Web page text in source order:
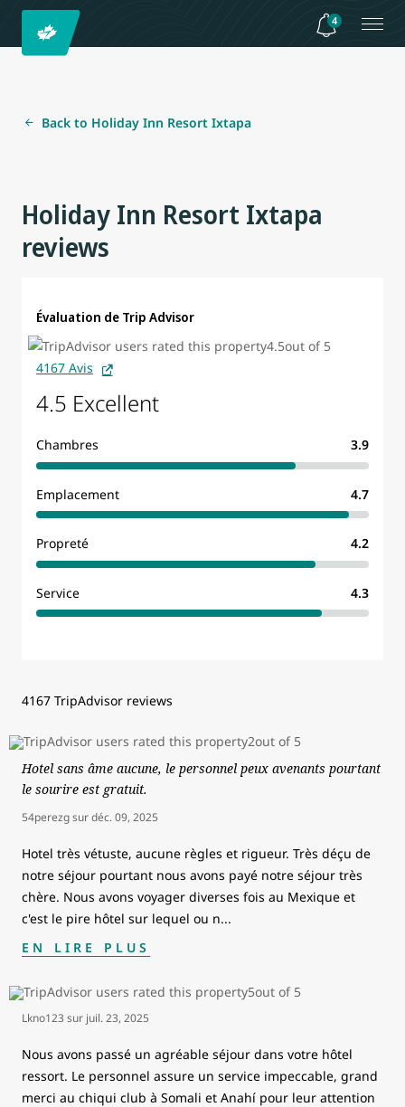
4
Back to Holiday Inn Resort Ixtapa
Holiday Inn Resort Ixtapa
reviews
Évaluation de Trip Advisor
4167 Avis
4.5 Excellent
Chambres 3.9
Emplacement 4.7
Propreté 4.2
Service 4.3
4167 TripAdvisor reviews
Hotel sans âme aucune, le personnel peux avenants pourtant
le sourire est gratuit.
54perezgsurdéc. 09, 2025
Hotel très vétuste, aucune règles et rigueur. Très déçu de
notre séjour pourtant nous avons payé notre séjour très
chère. Nous avons voyager diverses fois au Mexique et
c'est le pire hôtel sur lequel ou n...
EN LIRE PLUS
Lkno123 sur juil. 23, 2025
Nous avons passé un agréable séjour dans votre hôtel
ressort. Le personnel assure un service impeccable, grand
merci au chiqui club à Somali et Anahí pour leur attention